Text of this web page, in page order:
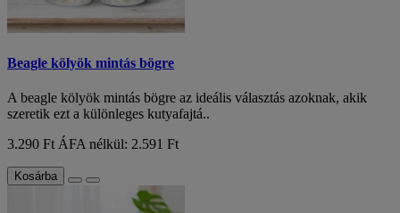
Beagle kölyök mintás bögre
A beagle kölyök mintás bögre az ideális választás azoknak, akik
szeretik ezt a különleges kutyafajtá..
3.290 Ft ÁFA nélkül: 2.591 Ft
Kosárba